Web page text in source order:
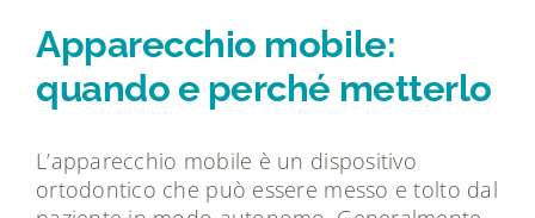
Dicono di noi
Magazine
Apparecchio mobile:
quando e perché metterlo
L’apparecchio mobile è un dispositivo
ortodontico che può essere messo e tolto dal